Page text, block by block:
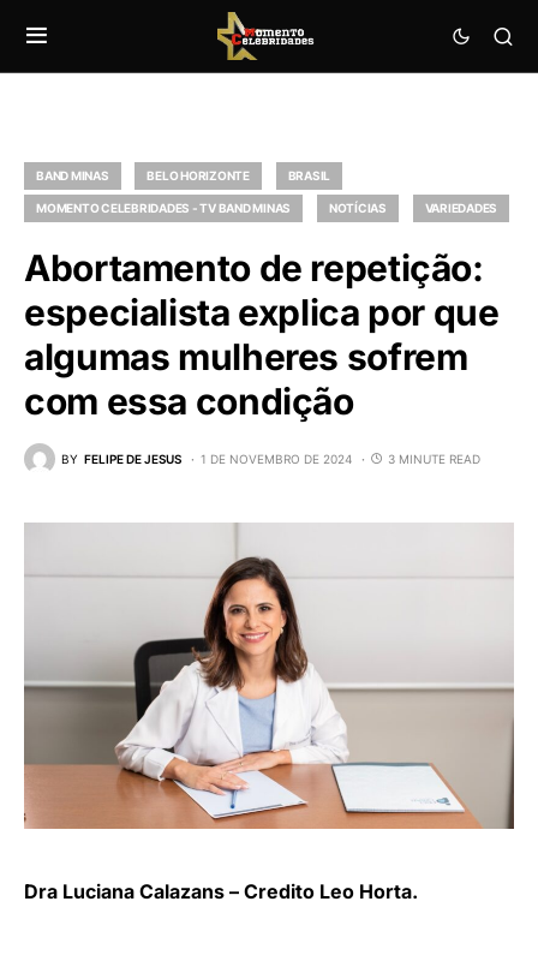
BAND MINAS BELO HORIZONTE BRASIL
MOMENTO CELEBRIDADES - TV BAND MINAS NOTÍCIAS VARIEDADES
Abortamento de repetição:
especialista explica por que
algumas mulheres sofrem
com essa condição
BY FELIPE DE JESUS 1 DE NOVEMBRO DE 2024 3 MINUTE READ
Dra Luciana Calazans – Credito Leo Horta.